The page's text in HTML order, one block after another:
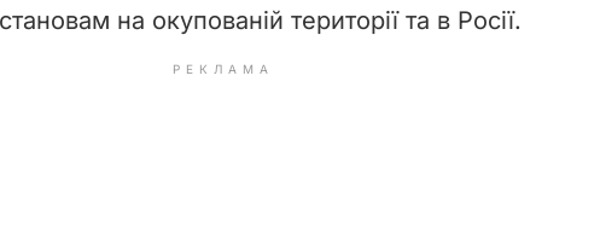
на окупованій території та в Росії.
РЕКЛАМА